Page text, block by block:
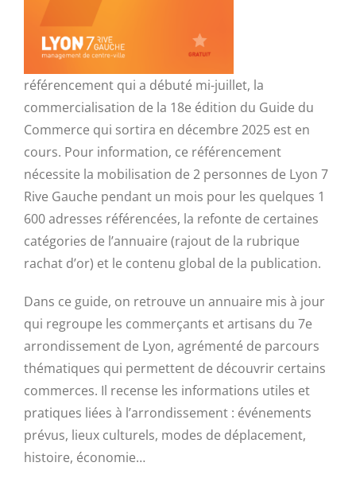
référencement qui a débuté mi-juillet, la
commercialisation de la 18e édition du Guide du
Commerce qui sortira en décembre 2025 est en
cours. Pour information, ce référencement
nécessite la mobilisation de 2 personnes de Lyon 7
Rive Gauche pendant un mois pour les quelques 1
600 adresses référencées, la refonte de certaines
catégories de l’annuaire (rajout de la rubrique
rachat d’or) et le contenu global de la publication.
Dans ce guide, on retrouve un annuaire mis à jour
qui regroupe les commerçants et artisans du 7e
arrondissement de Lyon, agrémenté de parcours
thématiques qui permettent de découvrir certains
commerces. Il recense les informations utiles et
pratiques liées à l’arrondissement : événements
prévus, lieux culturels, modes de déplacement,
histoire, économie…